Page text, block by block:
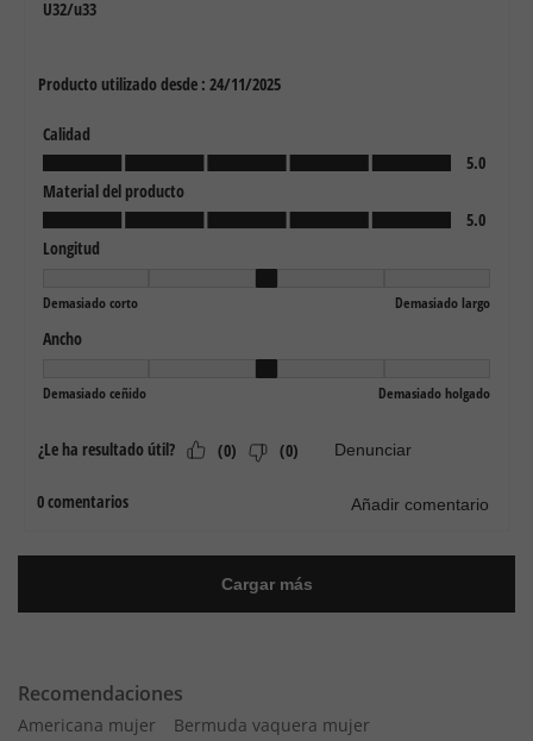
Recomendaciones
Americana mujer
Bermuda vaquera mujer